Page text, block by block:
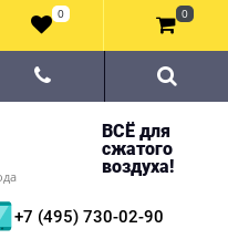
ВСЁ для
сжатого
воздуха!
+7 (495) 730-02-90
0 0